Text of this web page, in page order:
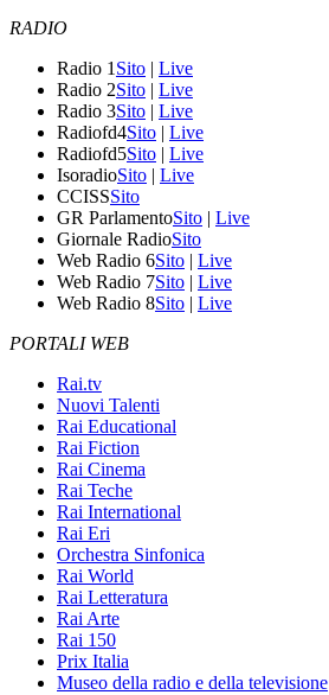
RADIO
Radio 1 Sito | Live
Radio 2Sito | Live
Radio 3Sito | Live
Radiofd4Sito | Live
Radiofd5Sito | Live
IsoradioSito | Live
CCISSSito
GR ParlamentoSito | Live
Giornale RadioSito
Web Radio 6Sito | Live
Web Radio 7Sito | Live
Web Radio 8Sito | Live
PORTALI WEB
Rai.tv
Nuovi Talenti
Rai Educational
Rai Fiction
Rai Cinema
Rai Teche
Rai International
Rai Eri
Orchestra Sinfonica
Rai World
Rai Letteratura
Rai Arte
Rai 150
Prix Italia
Museo della radio e della televisione